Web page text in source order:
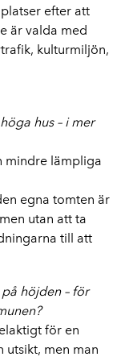
efter att
är valda med
kulturmiljön,
hus – i mer
mindre lämpliga
egna tomten är
utan att ta
till att
höjden – för
för en
utsikt, men man